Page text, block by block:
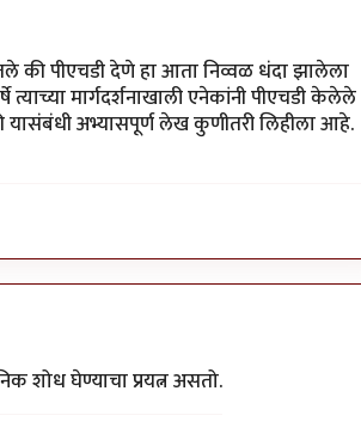
की पीएचडी देणे हा आता निव्वळ धंदा झालेला
मार्गदर्शनाखाली एनेकांनी पीएचडी केलेले
अभ्यासपूर्ण लेख कुणीतरी लिहीला आहे.
शोध घेण्याचा प्रयत्न असतो.